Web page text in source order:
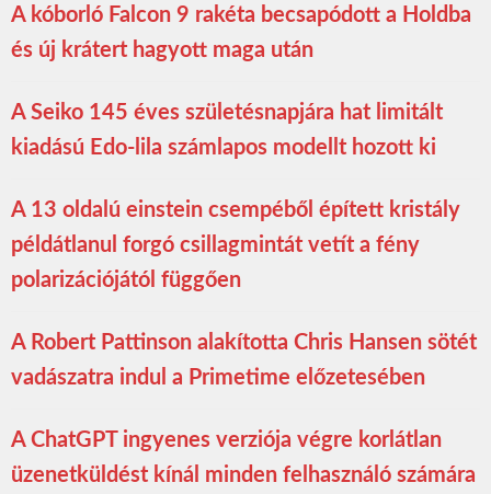
A kóborló Falcon 9 rakéta becsapódott a Holdba
és új krátert hagyott maga után
A Seiko 145 éves születésnapjára hat limitált
kiadású Edo-lila számlapos modellt hozott ki
A 13 oldalú einstein csempéből épített kristály
példátlanul forgó csillagmintát vetít a fény
polarizációjától függően
A Robert Pattinson alakította Chris Hansen sötét
vadászatra indul a Primetime előzetesében
A ChatGPT ingyenes verziója végre korlátlan
üzenetküldést kínál minden felhasználó számára